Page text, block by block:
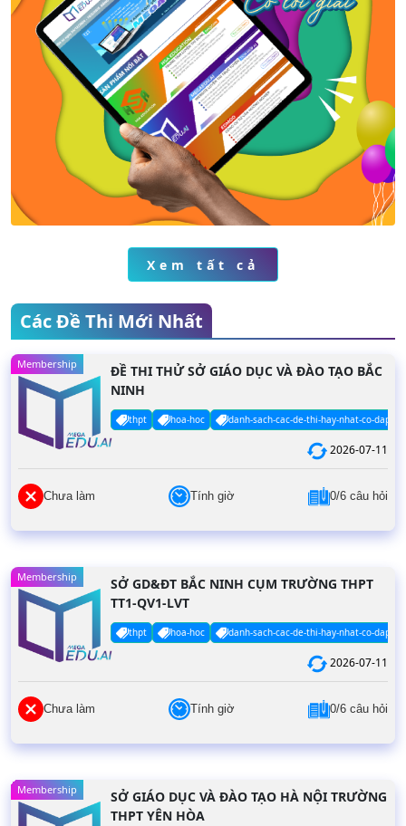
Xem chi tiết Xem chi tiết
Xem tất cả
Các Đề Thi Mới Nhất
Membership
ĐỀ THI THỬ SỞ GIÁO DỤC VÀ ĐÀO TẠO BẮC
NINH
thpt hoa-hoc danh-sach-cac-de-thi-hay-nhat-co-dap-an
2026-07-11
Chưa làm Tính giờ 0/6 câu hỏi
Membership
SỞ GD&ĐT BẮC NINH CỤM TRƯỜNG THPT
TT1-QV1-LVT
thpt hoa-hoc danh-sach-cac-de-thi-hay-nhat-co-dap-an
2026-07-11
Chưa làm Tính giờ 0/6 câu hỏi
Membership
SỞ GIÁO DỤC VÀ ĐÀO TẠO HÀ NỘI TRƯỜNG
THPT YÊN HÒA